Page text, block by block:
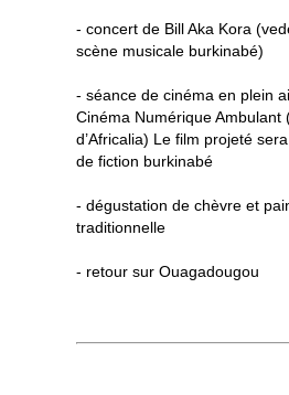
- concert de Bill Aka Kora
scène musicale burkinabé)
- séance de cinéma en plein
Cinéma Numérique Ambulant
d’Africalia) Le film projeté
de fiction burkinabé
- dégustation de chèvre et
traditionnelle
- retour sur Ouagadougou